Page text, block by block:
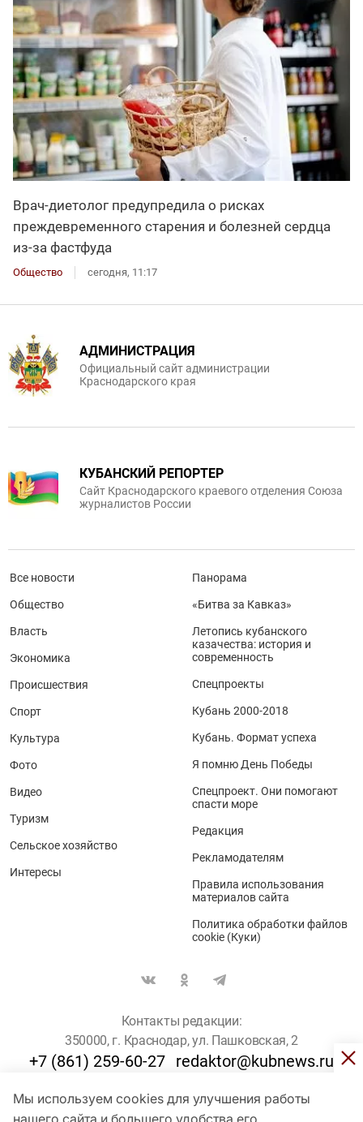
Врач-диетолог предупредила о рисках
преждевременного старения и болезней сердца
из-за фастфуда
Общество сегодня, 11:17
Мы используем cookies для улучшения работы
нашего сайта и большего удобства его
АДМИНИСТРАЦИЯ
Официальный сайт администрации
Краснодарского края
КУБАНСКИЙ РЕПОРТЕР
Сайт Краснодарского краевого отделения Союза
журналистов России
Все новости
Общество
Власть
Экономика
Происшествия
Спорт
Культура
Фото
Видео
Туризм
Сельское хозяйство
Интересы
Панорама
«Битва за Кавказ»
Летопись кубанского
казачества: история и
современность
Спецпроекты
Кубань 2000-2018
Кубань. Формат успеха
Я помню День Победы
Спецпроект. Они помогают
спасти море
Редакция
Рекламодателям
Правила использования
материалов сайта
Политика обработки файлов
cookie (Куки)
Контакты редакции:
350000, г. Краснодар, ул. Пашковская, 2
+7 (861) 259-60-27 redaktor@kubnews.ru
Для пользователей старше 16 лет